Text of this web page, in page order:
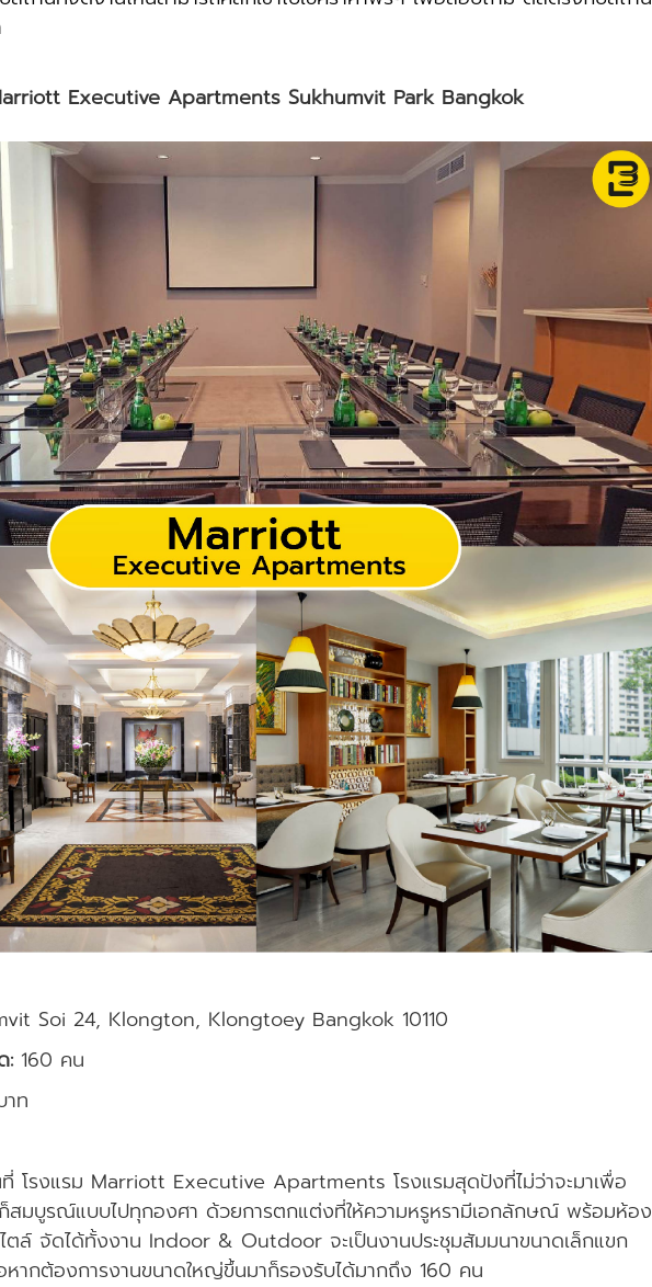
Executive Apartments Sukhumvit Park Bangkok
Soi 24, Klongton, Klongtoey Bangkok 10110
:160 คน
ท
โรงแรม Marriott Executive Apartments โรงแรมสุดปังที่ไม่ว่าจะมาเพื่อ
สมบูรณ์แบบไปทุกองศา ด้วยการตกแต่งที่ให้ความหรูหรามีเอกลักษณ์ พร้อมห้อง
ตล์ จัดได้ทั้งงาน Indoor & Outdoor จะเป็นงานประชุมสัมมนาขนาดเล็กแขก
ากต้องการงานขนาดใหญ่ขึ้นมาก็รองรับได้มากถึง 160 คน